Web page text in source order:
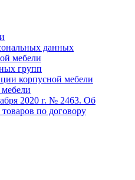
данных
мебели
групп
корпусной мебели
2020 г. № 2463. Об
по договору